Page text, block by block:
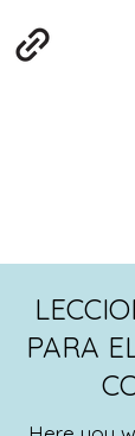
PARA